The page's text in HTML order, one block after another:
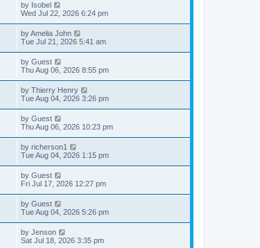
by Isobel
Wed Jul 22, 2026 6:24 pm
byAmelia John
Tue Jul 21, 2026 5:41 am
by Guest
Thu Aug 06, 2026 8:55 pm
by Thierry Henry
Tue Aug 04, 2026 3:26 pm
by Guest
Thu Aug 06, 2026 10:23 pm
by richerson1
Tue Aug 04, 2026 1:15 pm
by Guest
Fri Jul 17, 2026 12:27 pm
by Guest
Tue Aug 04, 2026 5:26 pm
by Jenson
Sat Jul 18, 2026 3:35 pm